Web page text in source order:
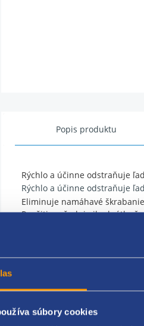
súbory cookies
Popis produktu
Rýchlo a účinne odstraňuje
Rýchlo a účinne odstraňuje
Eliminuje namáhavé
Použitie vyžaduje iba krátky
Jasný výhľad aj vtedy, keď
Nepoškodzuje farby, guma ani